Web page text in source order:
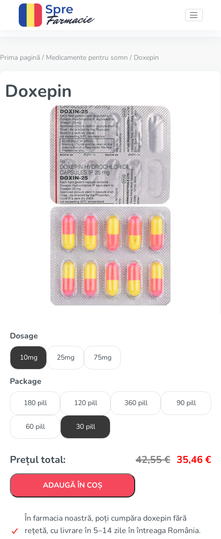
Prima pagină / Medicamente pentru somn / Doxepin
Doxepin
Dosage
10mg 25mg 75mg
Package
180 pill 120 pill 360 pill 90 pill
60 pill 30 pill
Prețul total: 42,55€ 35,46€
ADAUGĂ ÎN COȘ
În farmacia noastră, poți cumpăra doxepin fără
rețetă, cu livrare în 5–14 zile în întreaga România.